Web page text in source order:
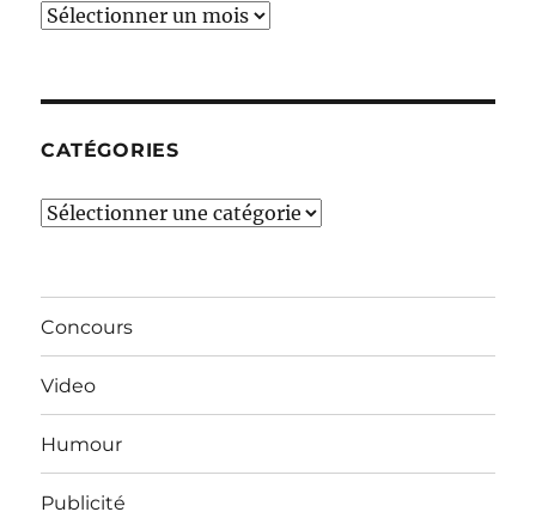
Ces
CATÉGORIES
Catégories
Concours
Video
Humour
Publicité